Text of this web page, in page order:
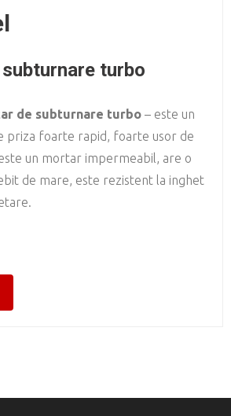
turbo
de subturnare turbo – este un
priza foarte rapid, foarte usor de
un mortar impermeabil, are o
de mare, este rezistent la inghet